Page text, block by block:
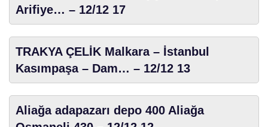
Arifiye… – 12/12 17
TRAKYA ÇELİK Malkara – İstanbul
Kasımpaşa – Dam… – 12/12 13
Aliağa adapazarı depo 400 Aliağa